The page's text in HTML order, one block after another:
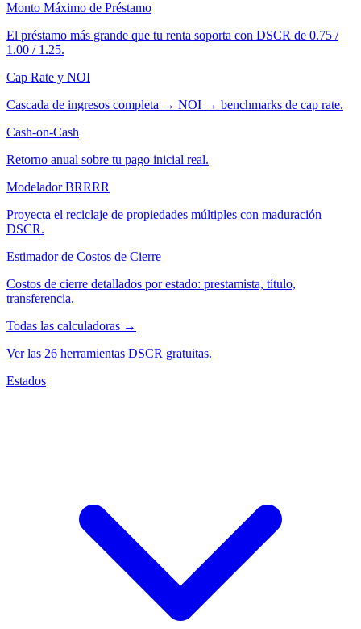
Monto Máximo de Préstamo
El préstamo más grande que tu renta soporta con DSCR de 0.75 /
1.00 / 1.25.
Cap Rate y NOI
Cascada de ingresos completa → NOI → benchmarks de cap rate.
Cash-on-Cash
Retorno anual sobre tu pago inicial real.
Modelador BRRRR
Proyecta el reciclaje de propiedades múltiples con maduración
DSCR.
Estimador de Costos de Cierre
Costos de cierre detallados por estado: prestamista, título,
transferencia.
Todas las calculadoras →
Ver las 26 herramientas DSCR gratuitas.
Estados